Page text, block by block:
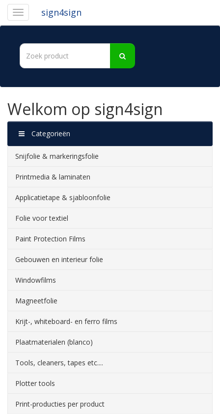
sign4sign
Welkom op sign4sign
Categorieën
Snijfolie & markeringsfolie
Printmedia & laminaten
Applicatietape & sjabloonfolie
Folie voor textiel
Paint Protection Films
Gebouwen en interieur folie
Windowfilms
Magneetfolie
Krijt-, whiteboard- en ferro films
Plaatmaterialen (blanco)
Tools, cleaners, tapes etc....
Plotter tools
Print-producties per product